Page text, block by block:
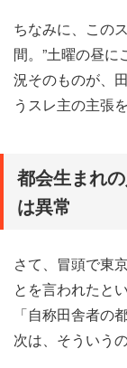
ちなみに、この
間。”土曜の昼に
況そのものが、
うスレ主の主張
都会生まれ
は異常
さて、冒頭で東
とを言われたと
「自称田舎者の
次は、そういう